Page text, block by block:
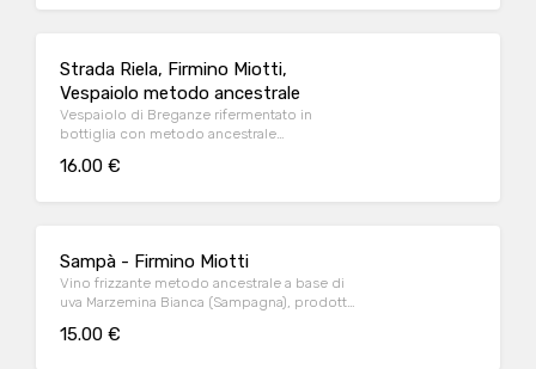
Strada Riela, Firmino Miotti,
Vespaiolo metodo ancestrale
Vespaiolo di Breganze rifermentato in
bottiglia con metodo ancestrale
16.00 €
Sampà - Firmino Miotti
Vino frizzante metodo ancestrale a base di
uva Marzemina Bianca (Sampagna), prodotto
15.00 €